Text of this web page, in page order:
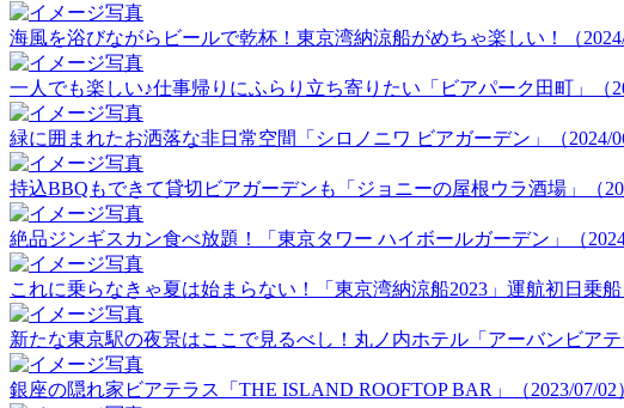
海風を浴びながらビールで乾杯！東京湾納涼船がめちゃ楽しい！（2024/
一人でも楽しい♪仕事帰りにふらり立ち寄りたい「ビアパーク田町」（
緑に囲まれたお洒落な非日常空間「シロノニワ ビアガーデン」（2024/
持込BBQもできて貸切ビアガーデンも「ジョニーの屋根ウラ酒場」（
絶品ジンギスカン食べ放題！「東京タワー ハイボールガーデン」（2024/
これに乗らなきゃ夏は始まらない！「東京湾納涼船2023」運航初日乗船
新たな東京駅の夜景はここで見るべし！丸ノ内ホテル「アーバンビアテ
銀座の隠れ家ビアテラス「THE ISLAND ROOFTOP BAR」（2023/07/02